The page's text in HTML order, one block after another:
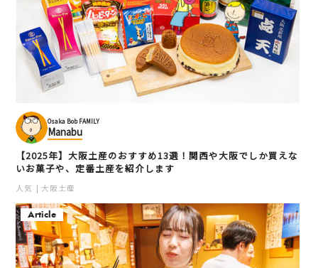
Osaka Bob FAMILY
Manabu
【2025年】大阪土産のおすすめ13選！関西や大阪でしか買えな
いお菓子や、定番土産を紹介します
人気 大阪土産
Article